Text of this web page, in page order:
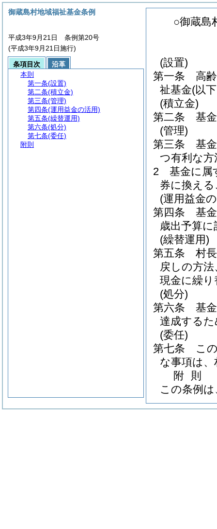
○御蔵島
(設置)
第一条
高
祉基金(以
(積立金)
第二条
基
(管理)
第三条
基
つ有利な
2
基金に属
券に換え
(運用益金
第四条
基
歳出予算
(繰替運用)
第五条
村
戻しの方
現金に繰
(処分)
第六条
基
達成する
(委任)
第七条
こ
な事項は
附 則
この条例
御蔵島村地域福祉基金条例
平成3年9月21日 条例第20号
(平成3年9月21日施行)
条項目次
沿革
本則
第一条(設置)
第二条(積立金)
第三条(管理)
第四条(運用益金の活用)
第五条(繰替運用)
第六条(処分)
第七条(委任)
附則